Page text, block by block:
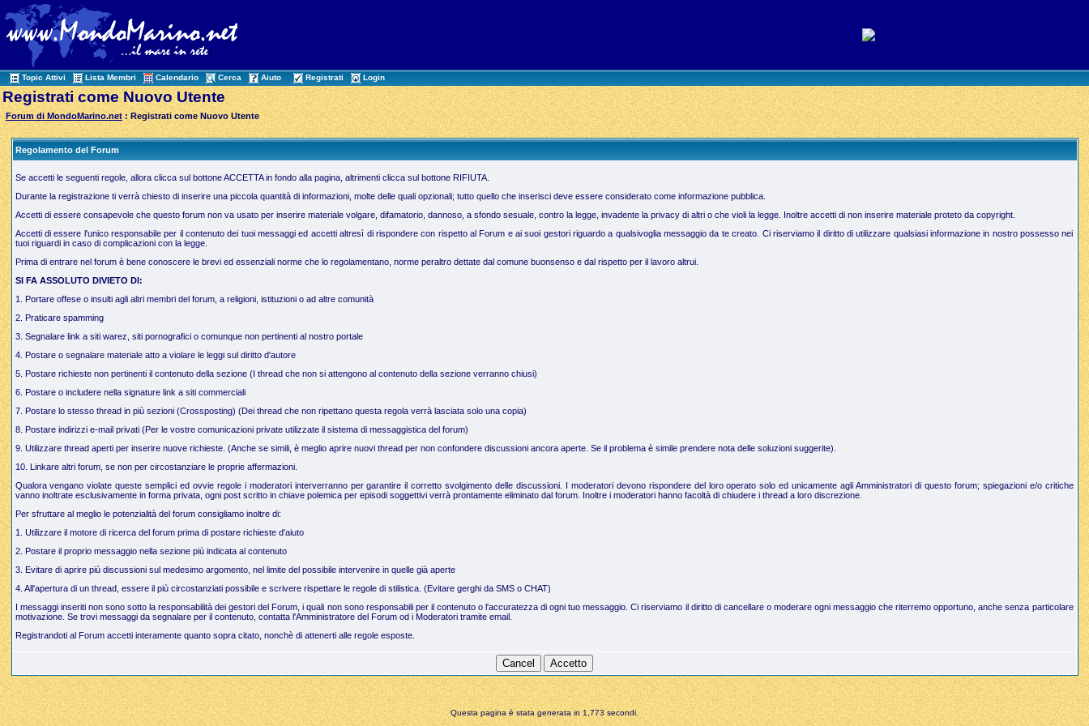
Topic Attivi Lista Membri Calendario Cerca Aiuto Registrati Login
Registrati come Nuovo Utente
Forum di MondoMarino.net : Registrati come Nuovo Utente
Regolamento del Forum
Se accetti le seguenti regole, allora clicca sul bottone ACCETTA in fondo alla pagina, altrimenti clicca sul bottone RIFIUTA.
Durante la registrazione ti verrà chiesto di inserire una piccola quantità di informazioni, molte delle quali opzionali; tutto quello che inserisci deve essere considerato come informazione pubblica.
Accetti di essere consapevole che questo forum non va usato per inserire materiale volgare, difamatorio, dannoso, a sfondo sesuale, contro la legge, invadente la privacy di altri o che violi la legge. Inoltre accetti di non inserire materiale proteto da copyright.
Accetti di essere l'unico responsabile per il contenuto dei tuoi messaggi ed accetti altresì di rispondere con rispetto al Forum e ai suoi gestori riguardo a qualsivoglia messaggio da te creato. Ci riserviamo il diritto di utilizzare qualsiasi informazione in nostro possesso nei
tuoi riguardi in caso di complicazioni con la legge.
Prima di entrare nel forum è bene conoscere le brevi ed essenziali norme che lo regolamentano, norme peraltro dettate dal comune buonsenso e dal rispetto per il lavoro altrui.
SI FA ASSOLUTO DIVIETO DI:
1. Portare offese o insulti agli altri membri del forum, a religioni, istituzioni o ad altre comunità
2. Praticare spamming
3. Segnalare link a siti warez, siti pornografici o comunque non pertinenti al nostro portale
4. Postare o segnalare materiale atto a violare le leggi sul diritto d'autore
5. Postare richieste non pertinenti il contenuto della sezione (I thread che non si attengono al contenuto della sezione verranno chiusi)
6. Postare o includere nella signature link a siti commerciali
7. Postare lo stesso thread in più sezioni (Crossposting) (Dei thread che non ripettano questa regola verrà lasciata solo una copia)
8. Postare indirizzi e-mail privati (Per le vostre comunicazioni private utilizzate il sistema di messaggistica del forum)
9. Utilizzare thread aperti per inserire nuove richieste. (Anche se simili, è meglio aprire nuovi thread per non confondere discussioni ancora aperte. Se il problema è simile prendere nota delle soluzioni suggerite).
10. Linkare altri forum, se non per circostanziare le proprie affermazioni.
Qualora vengano violate queste semplici ed ovvie regole i moderatori interverranno per garantire il corretto svolgimento delle discussioni. I moderatori devono rispondere del loro operato solo ed unicamente agli Amministratori di questo forum; spiegazioni e/o critiche
vanno inoltrate esclusivamente in forma privata, ogni post scritto in chiave polemica per episodi soggettivi verrà prontamente eliminato dal forum. Inoltre i moderatori hanno facoltà di chiudere i thread a loro discrezione.
Per sfruttare al meglio le potenzialità del forum consigliamo inoltre di:
1. Utilizzare il motore di ricerca del forum prima di postare richieste d'aiuto
2. Postare il proprio messaggio nella sezione più indicata al contenuto
3. Evitare di aprire più discussioni sul medesimo argomento, nel limite del possibile intervenire in quelle già aperte
4. All'apertura di un thread, essere il più circostanziati possibile e scrivere rispettare le regole di stilistica. (Evitare gerghi da SMS o CHAT)
I messaggi inseriti non sono sotto la responsabilità dei gestori del Forum, i quali non sono responsabili per il contenuto o l'accuratezza di ogni tuo messaggio. Ci riserviamo il diritto di cancellare o moderare ogni messaggio che riterremo opportuno, anche senza particolare
motivazione. Se trovi messaggi da segnalare per il contenuto, contatta l'Amministratore del Forum od i Moderatori tramite email.
Registrandoti al Forum accetti interamente quanto sopra citato, nonchè di attenerti alle regole esposte.
Questa pagina è stata generata in 1,773 secondi.